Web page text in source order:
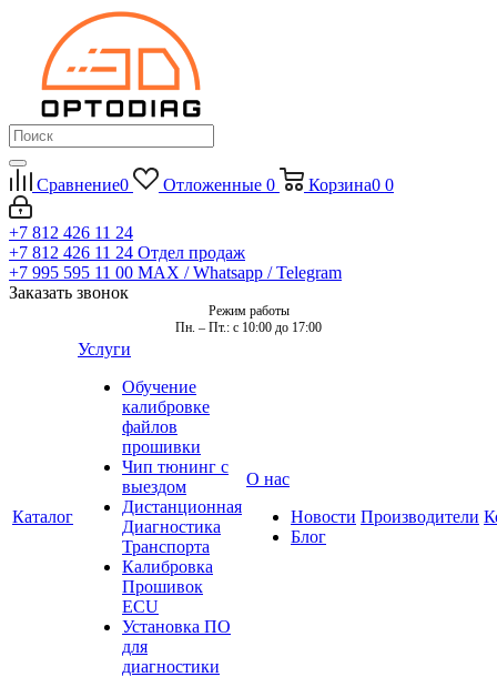
Сравнение0 Отложенные 0 Корзина0 0
+7 812 426 11 24
+7 812 426 11 24 Отдел продаж
+7 995 595 11 00 MAX / Whatsapp / Telegram
Заказать звонок
Режим работы
Пн. – Пт.: с 10:00 до 17:00
Каталог
Услуги
Обучение
калибровке
файлов
прошивки
Чип тюнинг с
выездом
Дистанционная
Диагностика
Транспорта
Калибровка
Прошивок
ECU
Установка ПО
для
диагностики
О нас
Новости
Блог
Производители